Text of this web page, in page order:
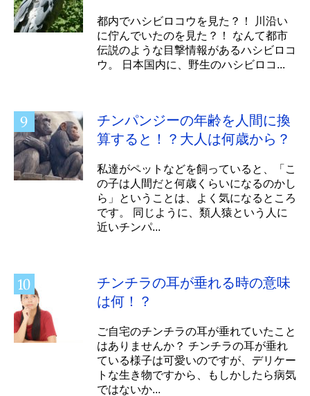
都内でハシビロコウを見た？！ 川沿い
に佇んでいたのを見た？！ なんて都市
伝説のような目撃情報があるハシビロコ
ウ。 日本国内に、野生のハシビロコ...
チンパンジーの年齢を人間に換
算すると！？大人は何歳から？
私達がペットなどを飼っていると、「こ
の子は人間だと何歳くらいになるのかし
ら」ということは、よく気になるところ
です。 同じように、類人猿という人に
近いチンパ...
チンチラの耳が垂れる時の意味
は何！？
ご自宅のチンチラの耳が垂れていたこと
はありませんか？ チンチラの耳が垂れ
ている様子は可愛いのですが、デリケー
トな生き物ですから、もしかしたら病気
ではないか...